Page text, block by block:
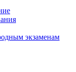
экзаменам